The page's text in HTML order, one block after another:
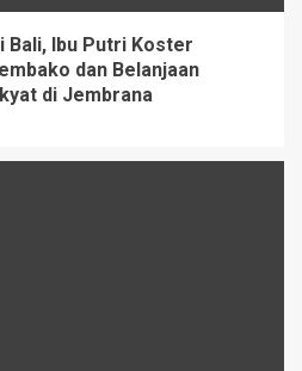
Bali, Ibu Putri Koster
dan Belanjaan
di Jembrana